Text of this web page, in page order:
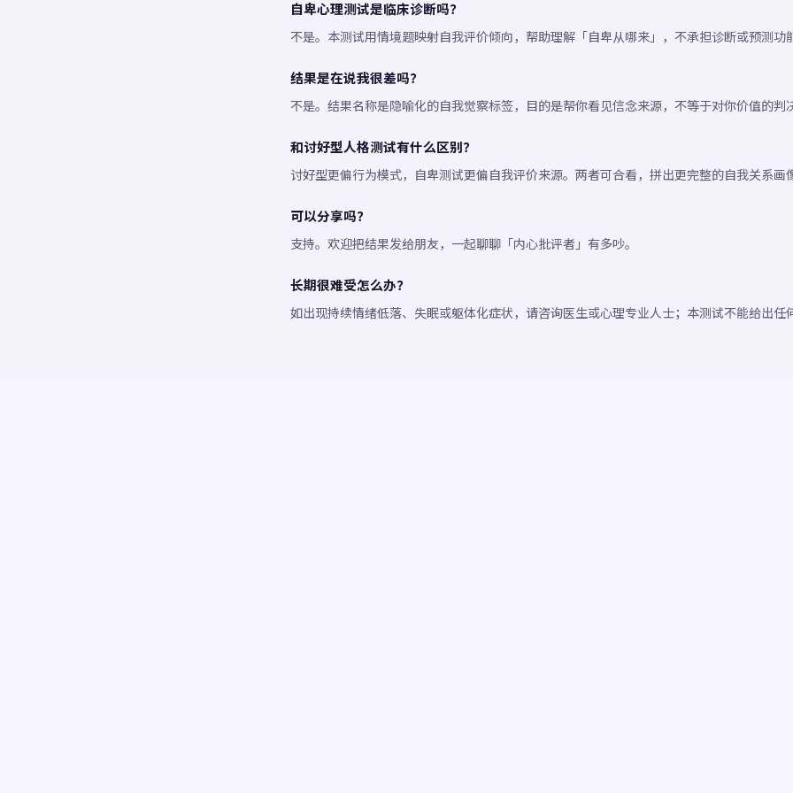
自卑心理测试是临床诊断吗？
不是。本测试用情境题映射自我评价倾向，帮助理解「自卑从哪来」，不承担诊断或预测功
结果是在说我很差吗？
不是。结果名称是隐喻化的自我觉察标签，目的是帮你看见信念来源，不等于对你价值的判
和讨好型人格测试有什么区别？
讨好型更偏行为模式，自卑测试更偏自我评价来源。两者可合看，拼出更完整的自我关系画
可以分享吗？
支持。欢迎把结果发给朋友，一起聊聊「内心批评者」有多吵。
长期很难受怎么办？
如出现持续情绪低落、失眠或躯体化症状，请咨询医生或心理专业人士；本测试不能给出任